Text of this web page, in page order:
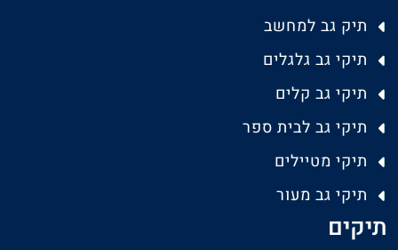
תיק גב למחשב
תיקי גב גלגלים
תיקי גב קלים
תיקי גב לבית ספר
תיקי מטיילים
תיקי גב מעור
תיקים